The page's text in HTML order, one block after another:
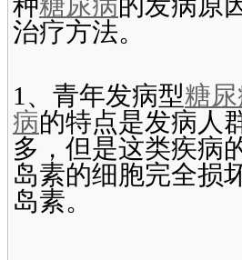
治疗方法。
1、青年发病型糖
病的特点是发病人
多，但是这类疾病
岛素的细胞完全损
岛素。